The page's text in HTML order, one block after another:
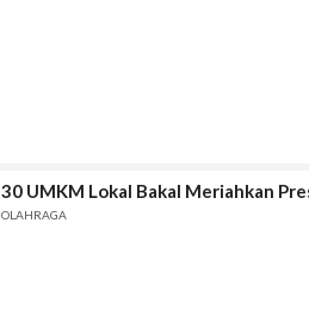
30 UMKM Lokal Bakal Meriahkan
OLAHRAGA